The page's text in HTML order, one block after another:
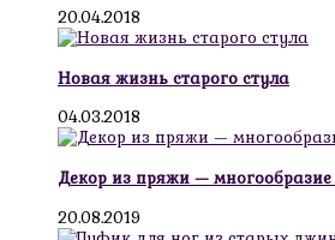
20.04.2018
Новая жизнь старого стула
04.03.2018
Декор из пряжи —
20.08.2019